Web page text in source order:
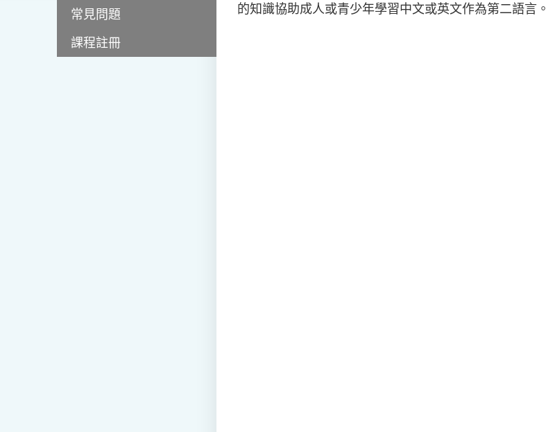
常見問題
課程註冊
的知識協助成人或青少年學習中文或英文作為第二語言。